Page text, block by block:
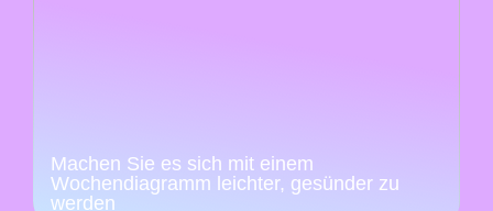
Machen Sie es sich mit einem
Wochendiagramm leichter, gesünder zu
werden